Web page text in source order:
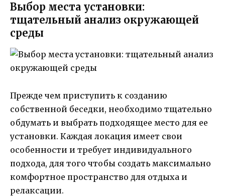
Выбор места установки:
тщательный анализ окружающей
среды
Прежде чем приступить к созданию
собственной беседки, необходимо тщательно
обдумать и выбрать подходящее место для ее
установки. Каждая локация имеет свои
особенности и требует индивидуального
подхода, для того чтобы создать максимально
комфортное пространство для отдыха и
релаксации.